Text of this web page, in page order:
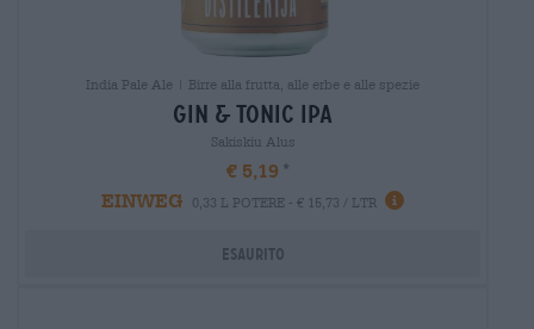
India Pale Ale | Birre alla frutta, alle erbe e alle spezie
gin & tonic ipa
Sakiskiu Alus
€ 5,19
EINWEG
0,33 L POTERE - € 15,73 / LTR
Esaurito